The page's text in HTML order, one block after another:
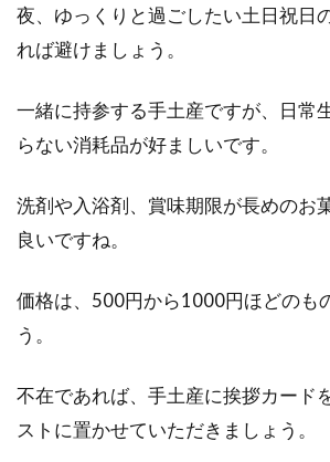
マンションやアパート
居者とのトラ...
アパートの洗濯機
アパートの家賃が相場
を置く場所が室外かも
夜、ゆっくりと過ごしたい土日祝日
れば避けましょう。
一緒に持参する手土産ですが、日常
らない消耗品が好ましいです。
洗剤や入浴剤、賞味期限が長めのお
良いですね。
価格は、500円から1000円ほどのも
う。
不在であれば、手土産に挨拶カード
ストに置かせていただきましょう。